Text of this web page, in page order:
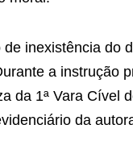
inexistência do
a instrução
da 1ª Vara Cível
da